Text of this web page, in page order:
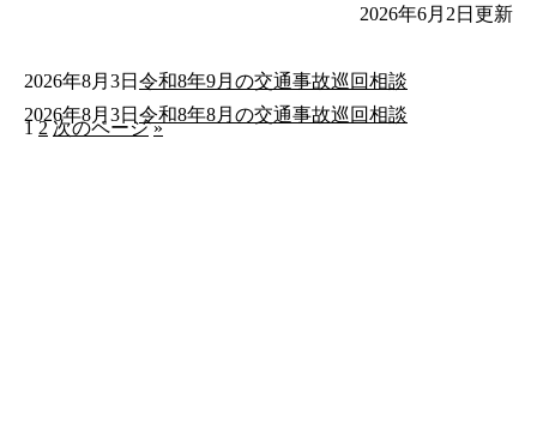
2026年6月2日 更新
2026年8月3日 令和8年9月の交通事故巡回相談
2026年8月3日 令和8年8月の交通事故巡回相談
12 次のページ »